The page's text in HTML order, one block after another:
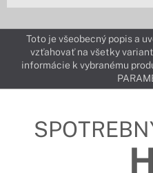
Toto je všeobecný popis a
vzťahovať na všetky
informácie k vybranému